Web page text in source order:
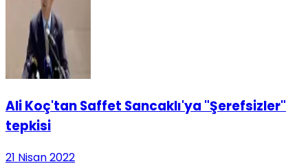
Ali Koç'tan Saffet Sancaklı'ya "Şerefsizler"
tepkisi
21 Nisan 2022